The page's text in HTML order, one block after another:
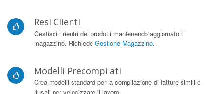
Resi Clienti
Gestisci i rientri dei prodotti mantenendo aggiornato il
magazzino. Richiede Gestione Magazzino.
Modelli Precompilati
Crea modelli standard per la compilazione di fatture simili e
riusali per velocizzare il lavoro.